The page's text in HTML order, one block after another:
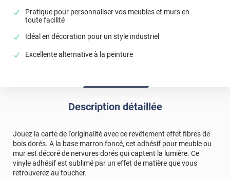
Pratique pour personnaliser vos meubles et murs en
toute facilité
Idéal en décoration pour un style industriel
Excellente alternative à la peinture
Description détaillée
Jouez la carte de l'originalité avec ce revêtement effet fibres de
bois dorés. A la base marron foncé, cet adhésif pour meuble ou
mur est décoré de nervures dorés qui captent la lumière. Ce
vinyle adhésif est sublimé par un effet de matière que vous
retrouverez au toucher.